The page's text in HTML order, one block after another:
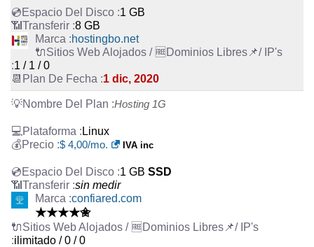
1 GB
8 GB
hostingbo.net
1 / 1 / 0
1 dic, 2020
Hosting 1G
Linux
$ 4,00/mo.
IVA inc
1 GB SSD
sin medir
confiared.com
★★★★✬
ilimitado / 0 / 0